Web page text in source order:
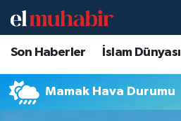
Son Haberler İslam Dünyası
Mamak Hava Durumu
Hava Durumu
Trafik Durumu